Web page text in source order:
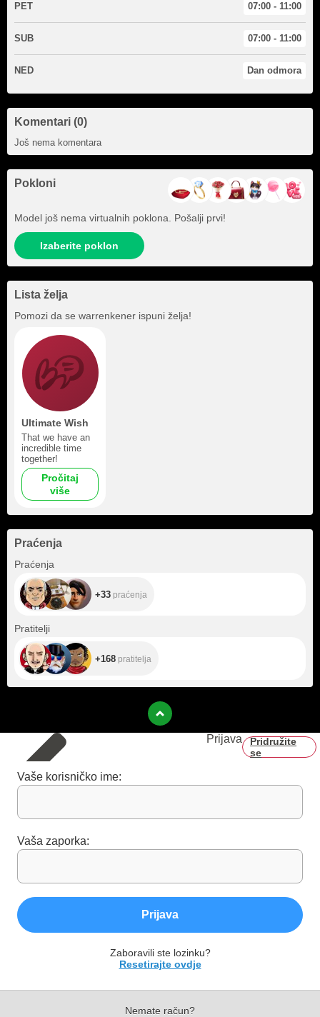
PET 07:00 - 11:00
SUB 07:00 - 11:00
NED Dan odmora
Komentari (0)
Još nema komentara
Pokloni
Model još nema virtualnih poklona. Pošalji prvi!
Izaberite poklon
Lista želja
Pomozi da se warrenkener ispuni želja!
Ultimate Wish
That we have an
incredible time
together!
Pročitaj
više
Praćenja
Praćenja
+33 praćenja
Pratitelji
+168 pratitelja
Prijava
Pridružite
se
Vaše korisničko ime:
Vaša zaporka:
Prijava
Zaboravili ste lozinku?
Resetirajte ovdje
Nemate račun?